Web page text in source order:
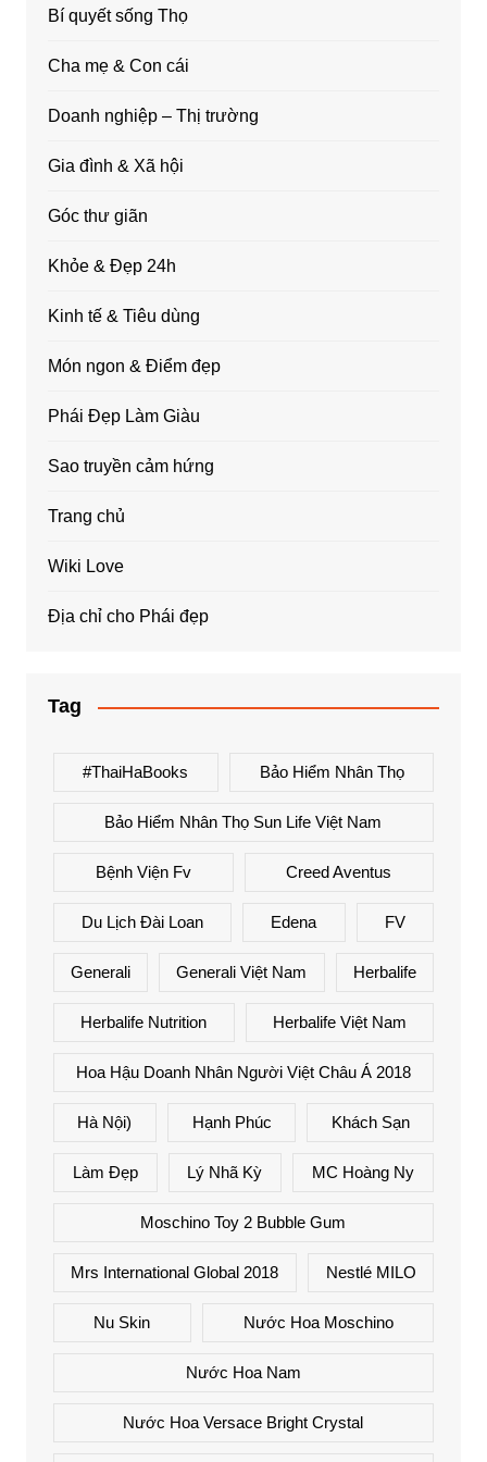
Bí quyết sống Thọ
Cha mẹ & Con cái
Doanh nghiệp – Thị trường
Gia đình & Xã hội
Góc thư giãn
Khỏe & Đẹp 24h
Kinh tế & Tiêu dùng
Món ngon & Điểm đẹp
Phái Đẹp Làm Giàu
Sao truyền cảm hứng
Trang chủ
Wiki Love
Địa chỉ cho Phái đẹp
Tag
#ThaiHaBooks Bảo Hiểm Nhân Thọ
Bảo Hiểm Nhân Thọ Sun Life Việt Nam
Bệnh Viện Fv Creed Aventus
Du Lịch Đài Loan Edena FV
Generali Generali Việt Nam Herbalife
Herbalife Nutrition Herbalife Việt Nam
Hoa Hậu Doanh Nhân Người Việt Châu Á 2018
Hà Nội) Hạnh Phúc Khách Sạn
Làm Đẹp Lý Nhã Kỳ MC Hoàng Ny
Moschino Toy 2 Bubble Gum
Mrs International Global 2018 Nestlé MILO
Nu Skin Nước Hoa Moschino
Nước Hoa Nam
Nước Hoa Versace Bright Crystal